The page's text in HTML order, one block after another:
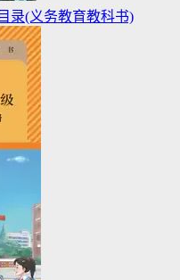
录(义务教育教科书)